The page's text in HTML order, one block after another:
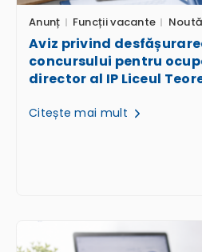
Anunț Funcții vacante
Aviz privind
concursului pentru
director al IP Liceul
Citește mai mult